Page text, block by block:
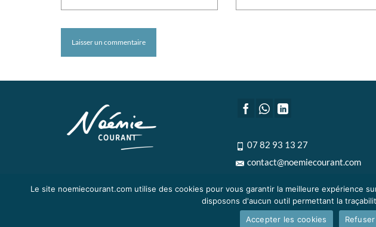
07 82 93 13 27
contact@noemiecourant.com
Le site noemiecourant.com utilise des cookies pour vous garantir la meilleure expérience
disposons d'aucun outil permettant la
Accepter les cookies